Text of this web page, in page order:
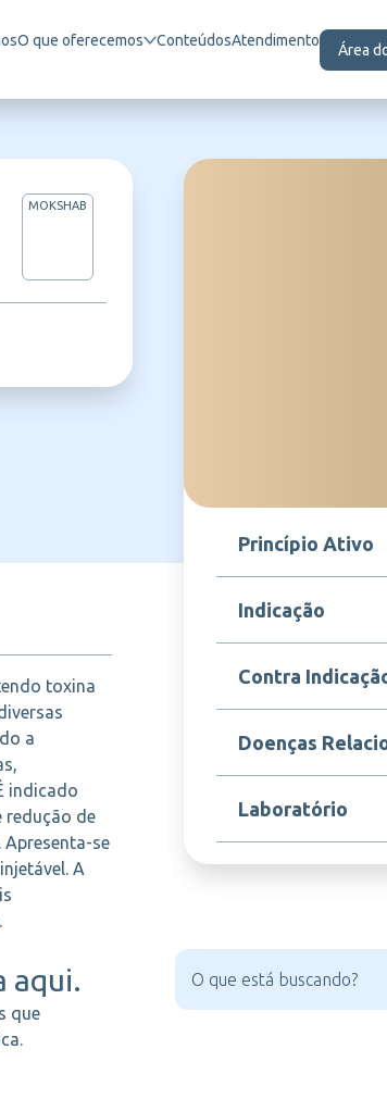
O que oferecemos ConteúdosAtendimento
Área
MOKSHAB
Princípio Ativo
Toxina botulínica
Indicação
Nabota é indicado
espasticidade
hiperidrose axilar, e
espasmos
Contra
Contraindicado em
injeção, alergia
seus excipientes, e
prescritores
Doenças
Distonia cervical,
blefaroespasmo,
enxaqueca crônica,
Laboratório
MOKSHAB
toxina
a
indicado
redução de
se
A
aqui.
que